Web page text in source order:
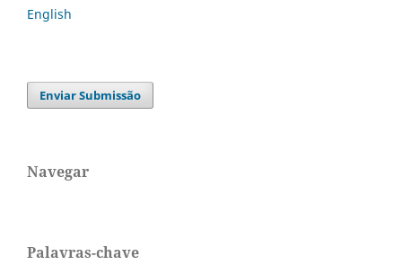
English
Enviar Submissão
Navegar
Palavras-chave